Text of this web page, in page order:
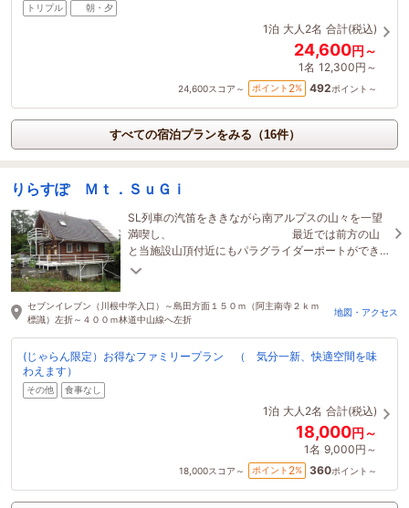
トリプル 朝・夕
1泊 大人2名 合計(税込)
24,600円～
1名 12,300円～
24,600スコア～ ポイント 2% 492ポイント～
すべての宿泊プランをみる（16件）
りらすぽ Ｍｔ．ＳｕＧｉ
SL列車の汽笛をききながら南アルプスの山々を一望
満喫し、 最近では前方の山
と当施設山頂付近にもパラグライダーポートができ
空中散歩を楽しむこともできます。
セブンイレブン（川根中学入口）～島田方面１５０ｍ（阿主南寺２ｋｍ
標識）左折～４００ｍ林道中山線へ左折
地図・アクセス
(じゃらん限定）お得なファミリープラン （ 気分一新、快適空間を味
わえます）
その他 食事なし
1泊 大人2名 合計(税込)
18,000円～
1名 9,000円～
18,000スコア～ ポイント 2% 360ポイント～